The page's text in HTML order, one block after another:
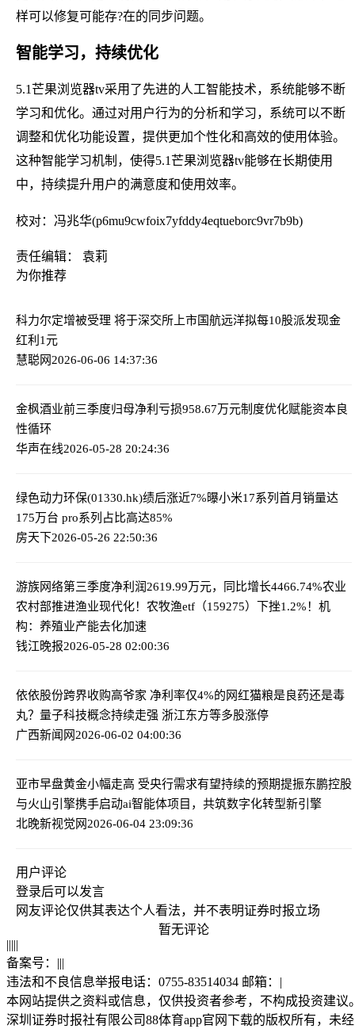
样可以修复可能存?在的同步问题。
智能学习，持续优化
5.1芒果浏览器tv采用了先进的人工智能技术，系统能够不断
学习和优化。通过对用户行为的分析和学习，系统可以不断
调整和优化功能设置，提供更加个性化和高效的使用体验。
这种智能学习机制，使得5.1芒果浏览器tv能够在长期使用
中，持续提升用户的满意度和使用效率。
校对：冯兆华(p6mu9cwfoix7yfddy4eqtueborc9vr7b9b)
责任编辑： 袁莉
为你推荐
科力尔定增被受理 将于深交所上市国航远洋拟每10股派发现金
红利1元
慧聪网2026-06-06 14:37:36
金枫酒业前三季度归母净利亏损958.67万元制度优化赋能资本良
性循环
华声在线2026-05-28 20:24:36
绿色动力环保(01330.hk)绩后涨近7%曝小米17系列首月销量达
175万台 pro系列占比高达85%
房天下2026-05-26 22:50:36
游族网络第三季度净利润2619.99万元，同比增长4466.74%农业
农村部推进渔业现代化！农牧渔etf（159275）下挫1.2%！机
构：养殖业产能去化加速
钱江晚报2026-05-28 02:00:36
依依股份跨界收购高爷家 净利率仅4%的网红猫粮是良药还是毒
丸？ 量子科技概念持续走强 浙江东方等多股涨停
广西新闻网2026-06-02 04:00:36
亚市早盘黄金小幅走高 受央行需求有望持续的预期提振东鹏控股
与火山引擎携手启动ai智能体项目，共筑数字化转型新引擎
北晚新视觉网2026-06-04 23:09:36
用户评论
登录后可以发言
网友评论仅供其表达个人看法，并不表明证券时报立场
暂无评论
|||||
备案号： |||
违法和不良信息举报电话：0755-83514034 邮箱： |
本网站提供之资料或信息，仅供投资者参考，不构成投资建议
深圳证券时报社有限公司88体育app官网下载的版权所有，未经